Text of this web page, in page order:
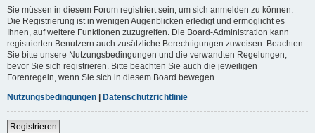
Sie müssen in diesem Forum registriert sein, um sich anmelden zu können.
Die Registrierung ist in wenigen Augenblicken erledigt und ermöglicht es
Ihnen, auf weitere Funktionen zuzugreifen. Die Board-Administration kann
registrierten Benutzern auch zusätzliche Berechtigungen zuweisen. Beachten
Sie bitte unsere Nutzungsbedingungen und die verwandten Regelungen,
bevor Sie sich registrieren. Bitte beachten Sie auch die jeweiligen
Forenregeln, wenn Sie sich in diesem Board bewegen.
Nutzungsbedingungen | Datenschutzrichtlinie
Registrieren